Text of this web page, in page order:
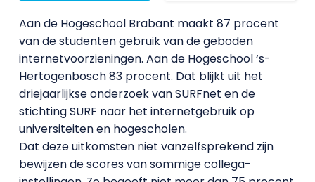
Aan de Hogeschool Brabant maakt 87 procent
van de studenten gebruik van de geboden
internetvoorzieningen. Aan de Hogeschool ‘s-
Hertogenbosch 83 procent. Dat blijkt uit het
driejaarlijkse onderzoek van SURFnet en de
stichting SURF naar het internetgebruik op
universiteiten en hogescholen.
Dat deze uitkomsten niet vanzelfsprekend zijn
bewijzen de scores van sommige collega-